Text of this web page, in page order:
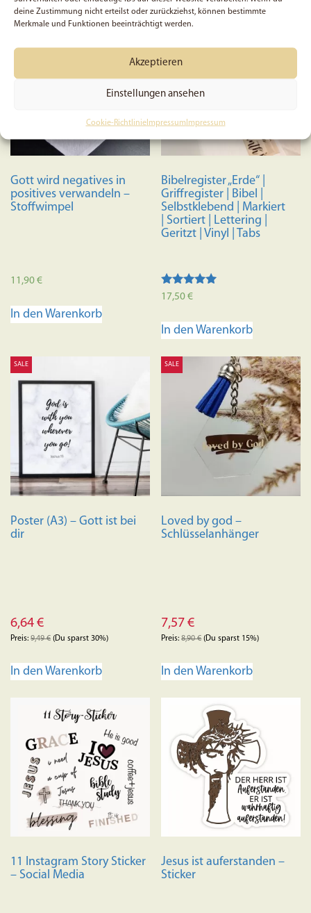
deine Zustimmung nicht erteilst oder zurückziehst, können bestimmte
Merkmale und Funktionen beeinträchtigt werden.
Akzeptieren
Einstellungen ansehen
Cookie-RichtlinieImpressum Impressum
mehrere
auf.
werden
Gott wird negatives in
positives verwandeln –
Stoffwimpel
11,90€
In den Warenkorb
Bibelregister „Erde“ |
Griffregister | Bibel |
Selbstklebend | Markiert
| Sortiert | Lettering |
Geritzt | Vinyl | Tabs
Bewertet
mit
von 5
17,50€
In den Warenkorb
SALE
Poster (A3) – Gott ist bei
dir
6,64 €
Preis: 9,49€ (Du sparst 30%)
In den Warenkorb
SALE
Loved by god –
Schlüsselanhänger
7,57€
Preis:8,90€(Du sparst 15%)
In den Warenkorb
11 Instagram Story Sticker
– Social Media
Jesus ist auferstanden –
Sticker